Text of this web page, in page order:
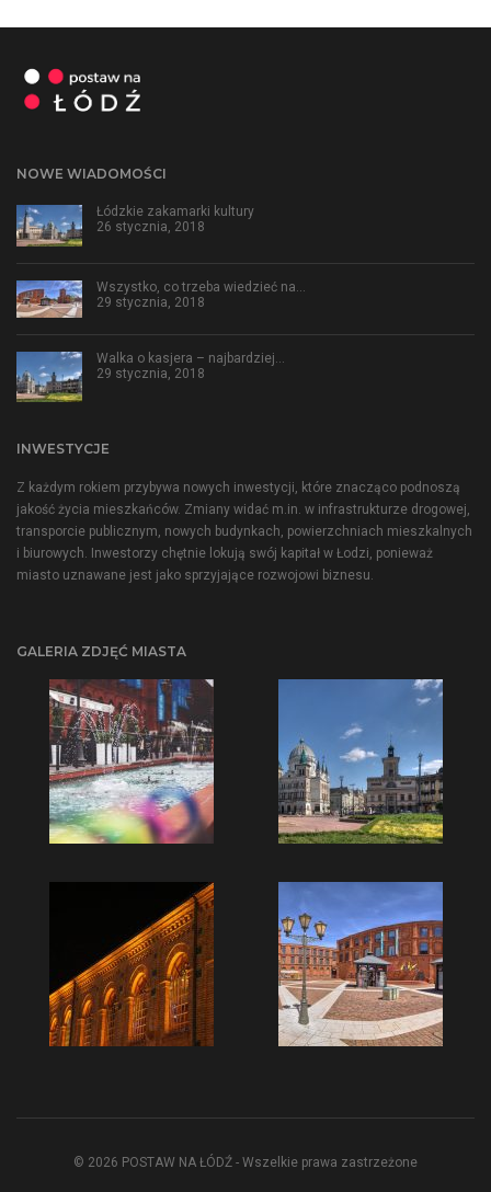
NOWE WIADOMOŚCI
Łódzkie zakamarki kultury
26 stycznia, 2018
Wszystko, co trzeba wiedzieć na…
29 stycznia, 2018
Walka o kasjera – najbardziej…
29 stycznia, 2018
INWESTYCJE
Z każdym rokiem przybywa nowych inwestycji, które znacząco podnoszą
jakość życia mieszkańców. Zmiany widać m.in. w infrastrukturze drogowej,
transporcie publicznym, nowych budynkach, powierzchniach mieszkalnych
i biurowych. Inwestorzy chętnie lokują swój kapitał w Łodzi, ponieważ
miasto uznawane jest jako sprzyjające rozwojowi biznesu.
GALERIA ZDJĘĆ MIASTA
© 2026 POSTAW NA ŁÓDŹ - Wszelkie prawa zastrzeżone